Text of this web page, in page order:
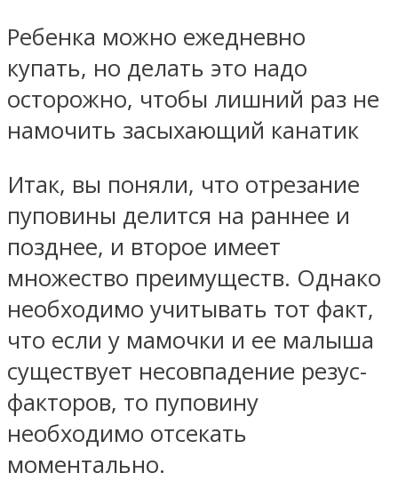
Ребенка можно ежедневно
купать, но делать это надо
осторожно, чтобы лишний раз не
намочить засыхающий канатик
Итак, вы поняли, что отрезание
пуповины делится на раннее и
позднее, и второе имеет
множество преимуществ. Однако
необходимо учитывать тот факт,
что если у мамочки и ее малыша
существует несовпадение резус-
факторов, то пуповину
необходимо отсекать
моментально.